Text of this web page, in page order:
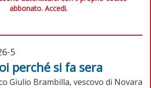
abbonato. Accedi.
5
perché si fa sera
Giulio Brambilla, vescovo di Novara